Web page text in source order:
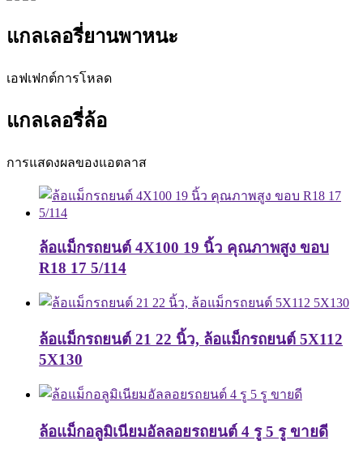
แกลเลอรี่ยานพาหนะ
เอฟเฟกต์การโหลด
แกลเลอรี่ล้อ
การแสดงผลของแอตลาส
ล้อแม็กรถยนต์ 4X100 19 นิ้ว คุณภาพสูง ขอบ
R18 17 5/114
ล้อแม็กรถยนต์ 21 22 นิ้ว, ล้อแม็กรถยนต์ 5X112
5X130
ล้อแม็กอลูมิเนียมอัลลอยรถยนต์ 4 รู 5 รู ขายดี